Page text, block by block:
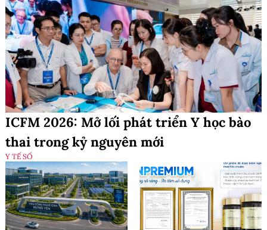
ICFM 2026: Mở lối phát triển Y học bào
thai trong kỷ nguyên mới
Y TẾ SỐ